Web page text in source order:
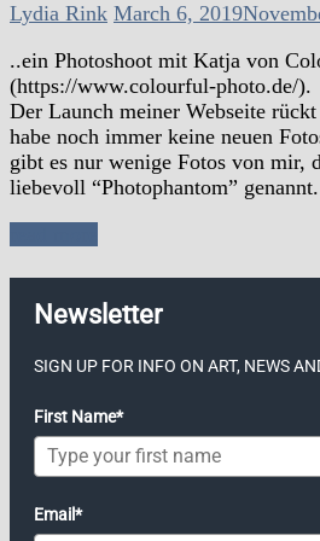
Lydia Rink March 6, 2019
..ein Photoshoot mit Katja von
(https://www.colourful-photo.de/).
Der Launch meiner Webseite
habe noch immer keine neuen
gibt es nur wenige Fotos von mir,
liebevoll “Photophantom” genannt.
Newsletter
SIGN UP FOR INFO ON ART, NEWS
First Name*
Email*